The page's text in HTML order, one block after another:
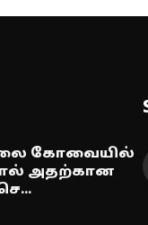
கோவையில்
அதற்கான